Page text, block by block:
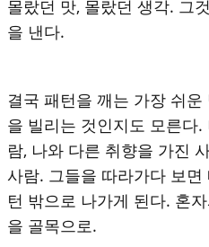
몰랐던 맛, 몰랐던 생각. 그
을 낸다.
결국 패턴을 깨는 가장 쉬
을 빌리는 것인지도 모른다
람, 나와 다른 취향을 가진
사람. 그들을 따라가다 보
턴 밖으로 나가게 된다. 혼
을 골목으로.